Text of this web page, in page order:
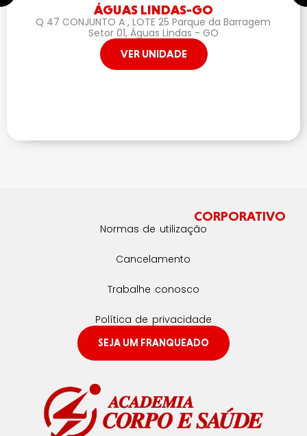
ÁGUAS LINDAS-GO
Q 47 CONJUNTO A , LOTE 25 Parque da Barragem
Setor 01, Águas Lindas - GO
VER UNIDADE
CORPORATIVO
Normas de utilização
Cancelamento
Trabalhe conosco
Política de privacidade
SEJA UM FRANQUEADO